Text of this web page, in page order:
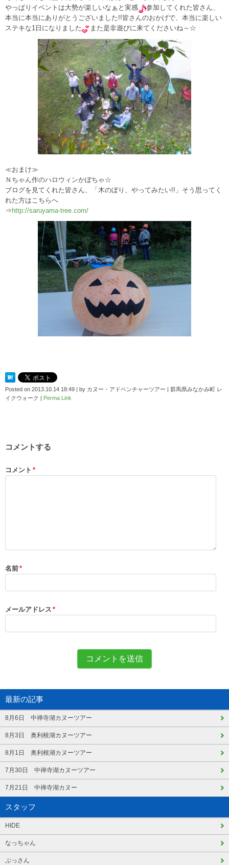
やっぱりイベントは大勢が楽しいなぁと実感
参加してくれた皆さん、
本当に本当にありがとうございました!!皆さんのおかげで、本当に楽しい
ステキな1日になりました
また是非遊びに来てくださいね～☆
≪おまけ≫
Ｎちゃん作のハロウィンかぼちゃ☆
ブログを見てくれた皆さん、「木のぼり、やってみたい!!」そう思ってく
れた方はこちらへ
⇒http://saruyama-tree.com/
Posted on 2013.10.14 18:49 | by カヌー・アドベンチャーツアー | 群馬県みなかみ町 レ
イクウォーク | Perma Link
コメントする
コメント *
名前*
メールアドレス *
最新の記事
8月6日 中禅寺湖カヌーツアー
8月3日 奥利根湖カヌーツアー
8月1日 奥利根湖カヌーツアー
7月30日 中禅寺湖カヌーツアー
7月21日 中禅寺湖カヌー
スタッフ
HIDE
なっちゃん
ぶっさん